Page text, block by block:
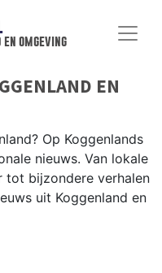
omgeving
EN
Op Koggenlands
nieuws. Van lokale
tot bijzondere verhalen
uit Koggenland en